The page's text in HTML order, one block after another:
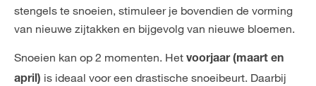
stengels te snoeien, stimuleer je bovendien de vorming
van nieuwe zijtakken en bijgevolg van nieuwe bloemen.
Snoeien kan op 2 momenten. Het voorjaar (maart en
april) is ideaal voor een drastische snoeibeurt. Daarbij